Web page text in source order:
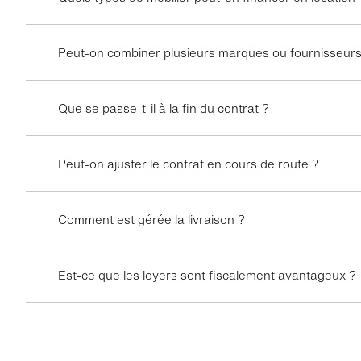
Peut-on combiner plusieurs marques ou
Que se passe-t-il à la fin du contrat ?
Peut-on ajuster le contrat en cours de route ?
Comment est gérée la livraison ?
Est-ce que les loyers sont fiscalement avantageux ?